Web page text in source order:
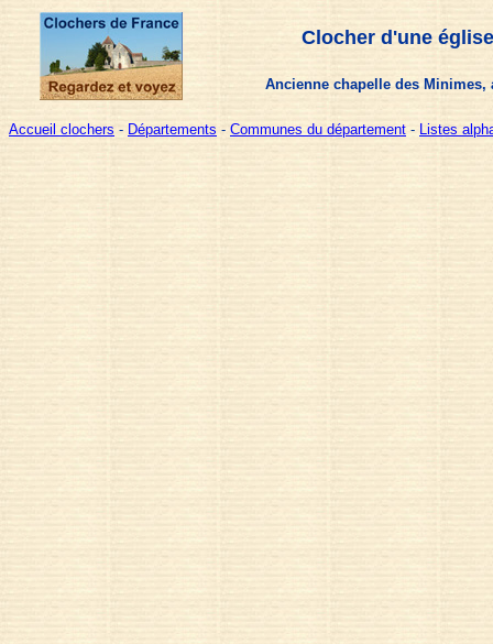
Clocher d'une
Ancienne chapelle des
Accueil clochers - Départements - Communes du département - Listes